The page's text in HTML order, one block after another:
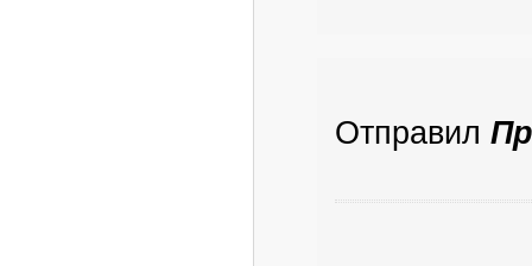
Отправил